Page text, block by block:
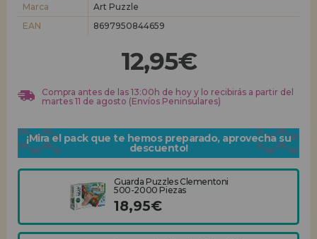
condiciones de ventas con descuentos especiales para la distribución.
¡Adelante! Te estábamos esperando.
REGISTRO DISTRIBUIDOR
Marca
Art Puzzle
EAN
8697950844659
12,95€
Compra antes de las 13:00h de hoy y lo recibirás a partir del
martes 11 de agosto (Envíos Peninsulares)
¡Mira el pack que te hemos preparado, aprovecha su
descuento!
Guarda Puzzles Clementoni
500-2000 Piezas
18,95€